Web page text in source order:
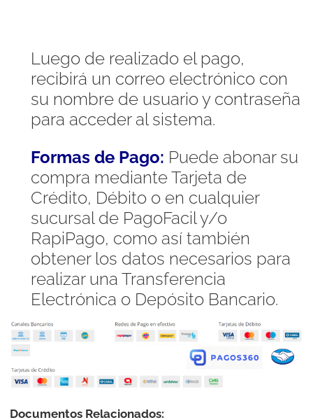
Luego de realizado el pago,
recibirá un correo electrónico con
su nombre de usuario y contraseña
para acceder al sistema.
Formas de Pago: Puede abonar su
compra mediante Tarjeta de
Crédito, Débito o en cualquier
sucursal de PagoFacil y/o
RapiPago, como así también
obtener los datos necesarios para
realizar una Transferencia
Electrónica o Depósito Bancario.
Documentos Relacionados: